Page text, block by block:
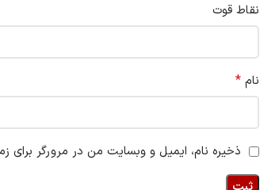
نقاط قوت
نام *
ذخیره نام، ایمیل و وبسایت من در مرورگر برای